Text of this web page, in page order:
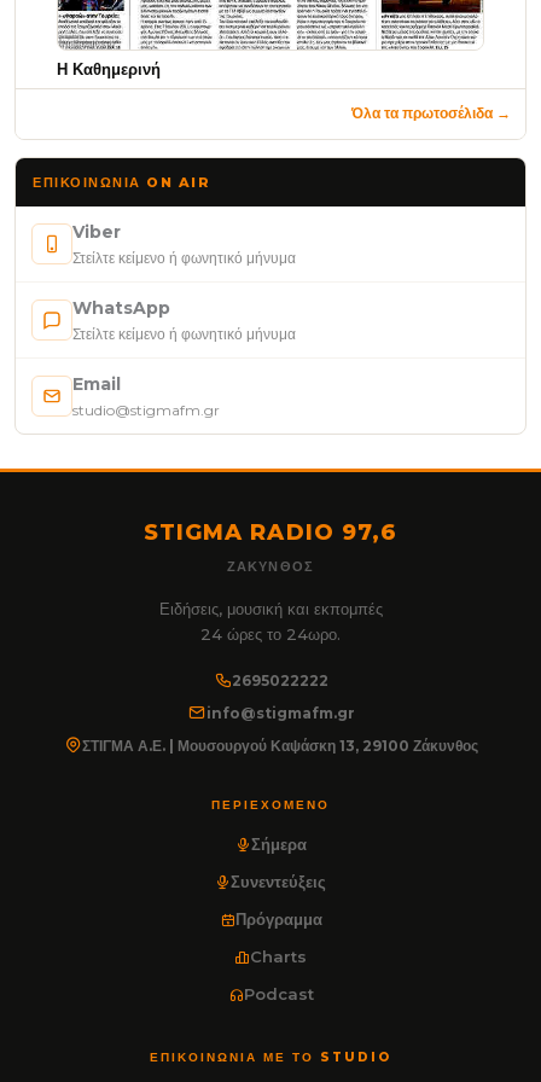
Η Καθημερινή
Όλα τα πρωτοσέλιδα →
ΕΠΙΚΟΙΝΩΝΊΑ ON AIR
Viber
Στείλτε κείμενο ή φωνητικό μήνυμα
WhatsApp
Στείλτε κείμενο ή φωνητικό μήνυμα
Email
studio@stigmafm.gr
STIGMA RADIO 97,6
ΖΆΚΥΝΘΟΣ
Ειδήσεις, μουσική και εκπομπές
24 ώρες το 24ωρο.
2695022222
info@stigmafm.gr
ΣΤΙΓΜΑ Α.Ε. | Μουσουργού Καψάσκη 13, 29100 Ζάκυνθος
ΠΕΡΙΕΧΌΜΕΝΟ
Σήμερα
Συνεντεύξεις
Πρόγραμμα
Charts
Podcast
ΕΠΙΚΟΙΝΩΝΊΑ ΜΕ ΤΟ STUDIO